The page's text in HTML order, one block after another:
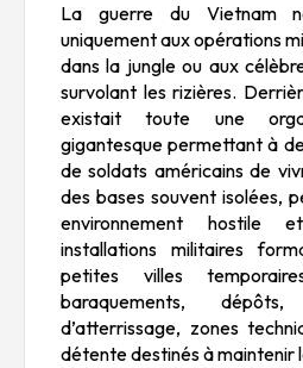
La guerre du Vietnam
uniquement aux opérations
dans la jungle ou aux
survolant les rizières.
existait toute une
gigantesque permettant à
de soldats américains de
des bases souvent isolées,
environnement hostile
installations militaires
petites villes
baraquements,
d’atterrissage, zones
détente destinés à maintenir